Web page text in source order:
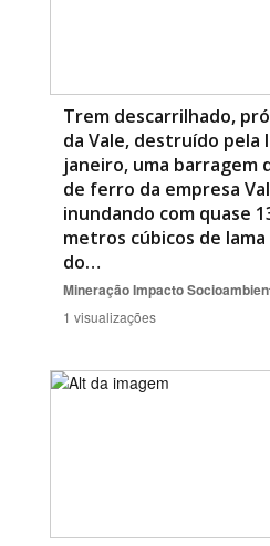
Trem descarrilhado,
da Vale, destruído pela
janeiro, uma barragem
de ferro da empresa
inundando com quase
metros cúbicos de
do…
MineraçãoImpacto
1 visualizações